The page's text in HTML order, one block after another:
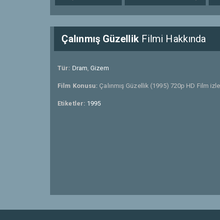
Çalınmış GüzellikFilmi Hakkında
Tür: Dram,Gizem
Film Konusu: Çalınmış Güzellik (1995) 720p HD Film
Etiketler: 1995